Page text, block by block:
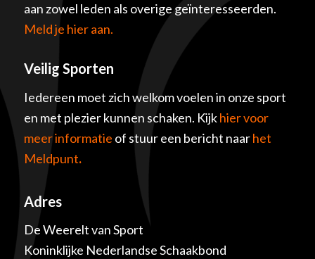
aan zowel leden als overige geïnteresseerden.
Meld je hier aan.
Veilig Sporten
Iedereen moet zich welkom voelen in onze sport
en met plezier kunnen schaken. Kijkhier voor
meer informatie of stuur een bericht naarhet
Meldpunt.
Adres
De Weerelt van Sport
Koninklijke Nederlandse Schaakbond